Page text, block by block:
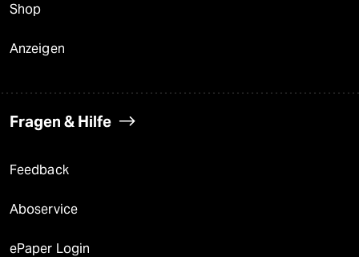
Shop
Anzeigen
Fragen & Hilfe
Feedback
Aboservice
ePaper Login